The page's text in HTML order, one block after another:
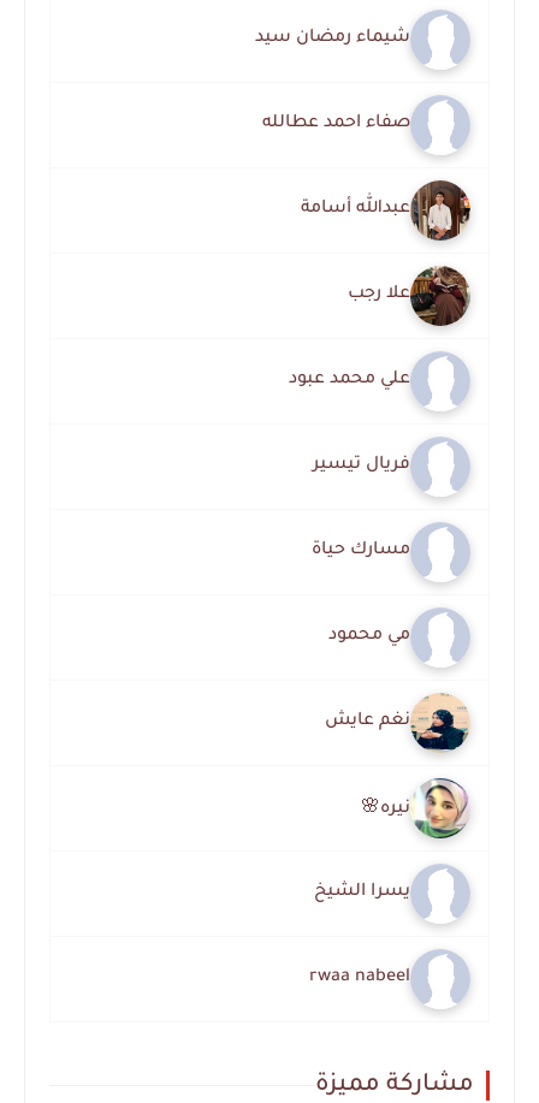
شيماء رمضان سيد
صفاء احمد عطالله
عبدالله أسامة
علا رجب
علي محمد عبود
فريال تيسير
مسارك حياة
مي محمود
نغم عايش
نيره🌸
يسرا الشيخ
rwaa nabeel
مشاركة مميزة